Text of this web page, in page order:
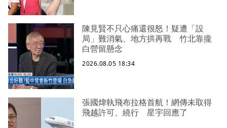
陳見賢不只心痛還很怒！疑遭「設
局」難消氣、地方拱再戰 竹北靠攏
白營留懸念
2026.08.05 18:34
張國煒執飛布拉格首航！網傳未取得
飛越許可、繞行 星宇回應了